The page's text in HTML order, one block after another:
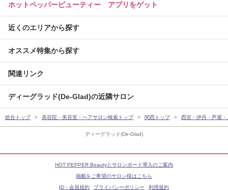
ディーグラッド(De-Glad)
ホットペッパービューティー アプリをゲット
近くのエリアから探す
オススメ特集から探す
関連リンク
ディーグラッド(De-Glad)の近隣サロン
総合トップ 美容院・美容室・ヘアサロン検索トップ 関西トップ 西宮・伊丹・芦屋
HOT PEPPER Beautyとサロンボード導入のご案内
掲載をご希望のサロン様はこちら
ID・会員規約
プライバシーポリシー 利用規約